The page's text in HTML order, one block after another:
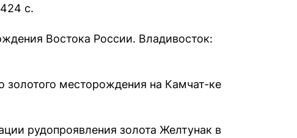
с.
Востока России. Владивосток:
золотого месторождения на Камчат-ке
рудопроявления золота Желтунак в